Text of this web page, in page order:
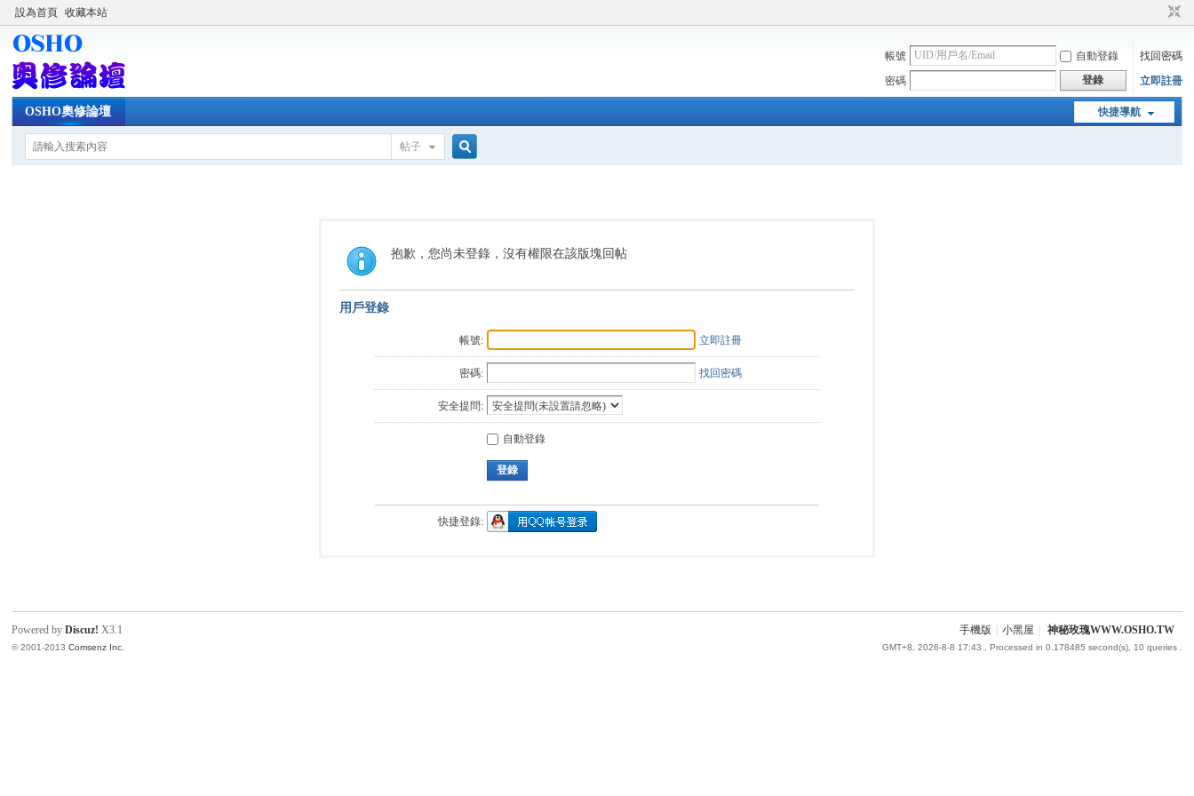
設為首頁 收藏本站
帳號 自動登錄
找回密碼
密碼
登錄 立即註冊
快捷導航
OSHO奧修論壇
帖子
索
抱歉，您尚未登錄，沒有權限在該版塊回帖
用戶登錄
帳號: 立即註冊
密碼: 找回密碼
安全提問:
自動登錄
登錄
快捷登錄:
手機版 小黑屋 神秘玫瑰WWW.OSHO.TW
GMT+8, 2026-8-8 17:43 , Processed in 0.178485 second(s), 10 queries .
Powered byDiscuz! X3.1
© 2001-2013Comsenz Inc.